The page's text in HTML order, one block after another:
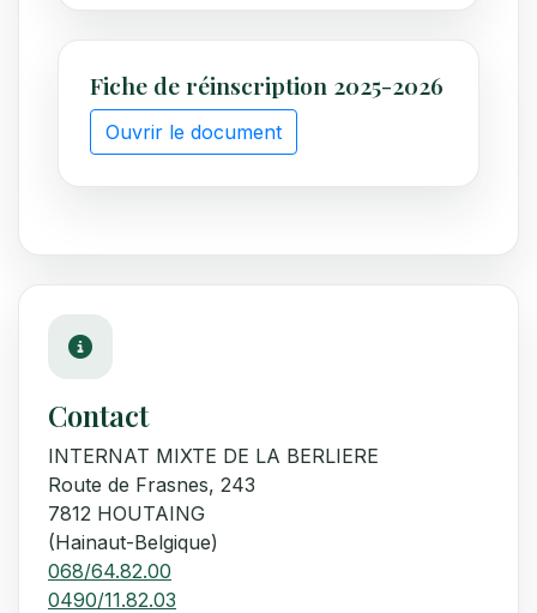
Fiche de réinscription 2025-2026
Ouvrir le document
Contact
INTERNAT MIXTE DE LA BERLIERE
Route de Frasnes, 243
7812 HOUTAING
(Hainaut-Belgique)
068/64.82.00
0490/11.82.03